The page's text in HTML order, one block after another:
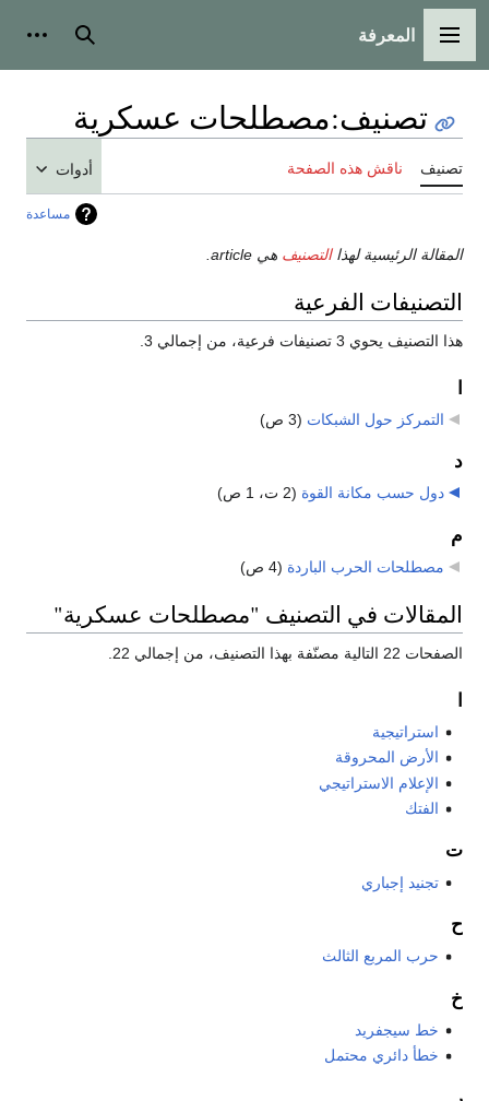
القائمة الرئيسية
المعرفة بحث
تصنيف:مصطلحات عسكرية
تصنيف ناقش هذه الصفحة أدوات
مساعدة
المقالة الرئيسية لهذاالتصنيف هي article.
التصنيفات الفرعية
هذا التصنيف يحوي 3 تصنيفات فرعية، من إجمالي 3.
التمركز حول الشبكات (3 ص)
د
دول حسب مكانة القوة (2 ت، 1 ص)
م
مصطلحات الحرب الباردة (4 ص)
المقالات في التصنيف "مصطلحات عسكرية"
الصفحات 22 التالية مصنّفة بهذا التصنيف، من إجمالي 22.
استراتيجية
الأرض المحروقة
الإعلام الاستراتيجي
الفتك
ت
تجنيد إجباري
ح
حرب المربع الثالث
خ
خط سيجفريد
خطأ دائري محتمل